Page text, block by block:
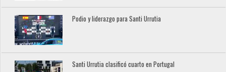
Podio y liderazgo para Santi Urrutia
Santi Urrutia clasificó cuarto en Portugal